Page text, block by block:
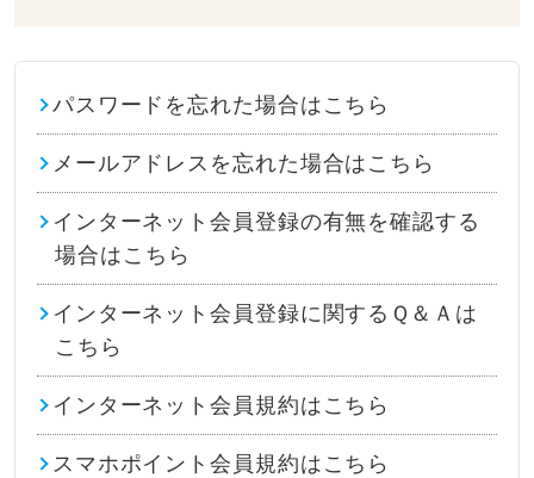
パスワードを忘れた場合はこちら
メールアドレスを忘れた場合はこちら
インターネット会員登録の有無を確認する
場合はこちら
インターネット会員登録に関するＱ＆Ａは
こちら
インターネット会員規約はこちら
スマホポイント会員規約はこちら